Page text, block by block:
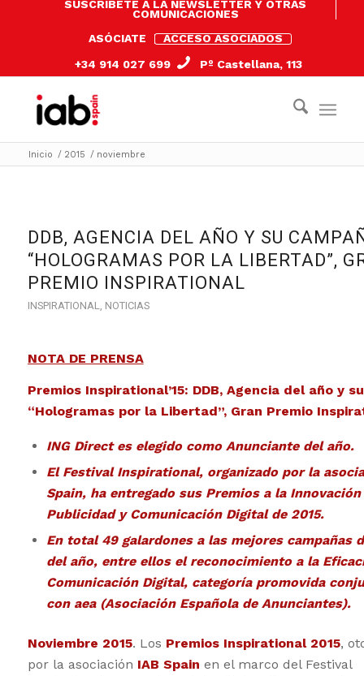
SUSCRÍBETE A LA NEWSLETTER Y OTRAS
COMUNICACIONES
ASÓCIATE
ACCESO ASOCIADOS
+34 914 027 699
Pº Castellana, 113
Inicio / 2015 / noviembre
DDB, AGENCIA DEL AÑO Y SU
“HOLOGRAMAS POR LA LIBERTAD”,
PREMIO INSPIRATIONAL
INSPIRATIONAL, NOTICIAS
NOTA DE PRENSA
Premios Inspirational’15: DDB, Agencia del año y
“Hologramas por la Libertad”, Gran Premio
ING Direct es elegido como Anunciante del año.
El Festival Inspirational, organizado por la
Spain, ha entregado sus Premios a la Innovación
Publicidad y Comunicación Digital de 2015.
En total 49 galardones a las mejores campañas
del año, entre ellos el reconocimiento a la
Comunicación Digital, categoría promovida
con aea (Asociación Española de Anunciantes).
Noviembre 2015. Los Premios Inspirational 2015,
por la asociación IAB Spain en el marco del Festival